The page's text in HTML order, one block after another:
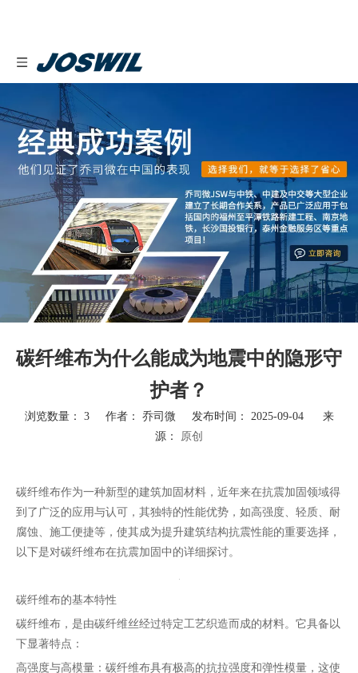
碳纤维布为什么能成为地震中的隐形守
护者？
浏览数量： 3作者： 乔司微 发布时间： 2025-09-04 来
源： 原创
碳纤维布作为一种新型的建筑加固材料，近年来在抗震加固领域得
到了广泛的应用与认可，其独特的性能优势，如高强度、轻质、耐
腐蚀、施工便捷等，使其成为提升建筑结构抗震性能的重要选择，
以下是对碳纤维布在抗震加固中的详细探讨。
碳纤维布的基本特性
碳纤维布，是由碳纤维丝经过特定工艺织造而成的材料。它具备以
下显著特点：
高强度与高模量：碳纤维布具有极高的抗拉强度和弹性模量，这使